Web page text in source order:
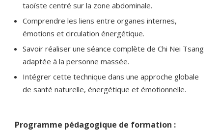
taoïste centré sur la zone abdominale.
Comprendre les liens entre organes internes,
émotions et circulation énergétique.
Savoir réaliser une séance complète de Chi Nei Tsang
adaptée à la personne massée.
Intégrer cette technique dans une approche globale
de santé naturelle, énergétique et émotionnelle.
Programme pédagogique de formation :